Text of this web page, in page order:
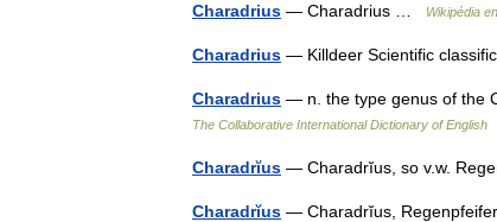
Charadrius — Charadrius … Wikipédia
Charadrius — Killdeer Scientific
Charadrius — n. the type genus of the
The Collaborative International Dictionary of English
Charadrĭus — Charadrĭus, so v.w.
Charadrĭus — Charadrĭus,